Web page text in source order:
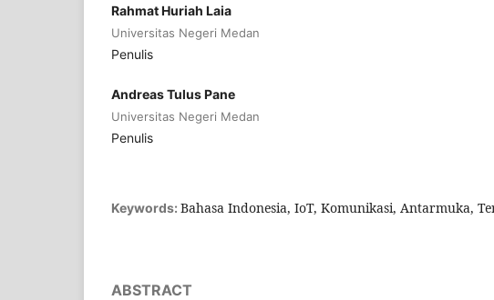
Rahmat Huriah Laia
Universitas Negeri Medan
Penulis
Andreas Tulus Pane
Universitas Negeri Medan
Penulis
Keywords: Bahasa Indonesia, IoT, Komunikasi, Antarmuka,
ABSTRACT